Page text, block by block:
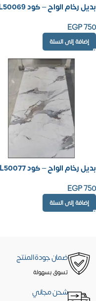
بديل رخام الواح – كود ML50069
EGP750
إضافة إلى السلة
بديل رخام الواح – كود ML50077
EGP750
إضافة إلى السلة
ضمان جودة المنتج
تسوق بسهولة
شحن مجاني